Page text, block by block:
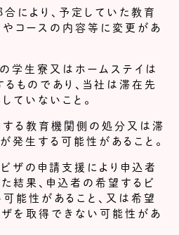
合により、予定していた教育
コースの内容等に変更があ
の学生寮又はホームステイは
ものであり、当社は滞在先
ていないこと。
する教育機関側の処分又は滞
発生する可能性があること。
ビザの申請支援により申込者
結果、申込者の希望するビ
能性があること、又は希望
を取得できない可能性があ